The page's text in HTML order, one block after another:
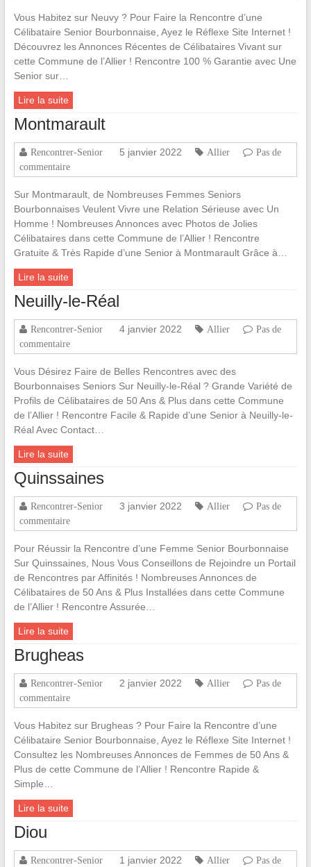
Vous Habitez sur Neuvy ? Pour Faire la Rencontre d’une
Célibataire Senior Bourbonnaise, Ayez le Réflexe Site Internet !
Découvrez les Annonces Récentes de Célibataires Vivant sur
cette Commune de l’Allier ! Rencontre 100 % Garantie avec Une
Senior sur…
Lire la suite
Montmarault
Rencontrer-Senior 5 janvier 2022 Allier
Pas de
commentaire
Sur Montmarault, de Nombreuses Femmes Seniors
Bourbonnaises Veulent Vivre une Relation Sérieuse avec Un
Homme ! Nombreuses Annonces avec Photos de Jolies
Célibataires dans cette Commune de l’Allier ! Rencontre
Gratuite & Très Rapide d’une Senior à Montmarault Grâce à…
Lire la suite
Neuilly-le-Réal
Rencontrer-Senior 4 janvier 2022 Allier
Pas de
commentaire
Vous Désirez Faire de Belles Rencontres avec des
Bourbonnaises Seniors Sur Neuilly-le-Réal ? Grande Variété de
Profils de Célibataires de 50 Ans & Plus dans cette Commune
de l’Allier ! Rencontre Facile & Rapide d’une Senior à Neuilly-le-
Réal Avec Contact…
Lire la suite
Quinssaines
Rencontrer-Senior 3 janvier 2022 Allier
Pas de
commentaire
Pour Réussir la Rencontre d’une Femme Senior Bourbonnaise
Sur Quinssaines, Nous Vous Conseillons de Rejoindre un Portail
de Rencontres par Affinités ! Nombreuses Annonces de
Célibataires de 50 Ans & Plus Installées dans cette Commune
de l’Allier ! Rencontre Assurée…
Lire la suite
Brugheas
Rencontrer-Senior 2 janvier 2022 Allier
Pas de
commentaire
Vous Habitez sur Brugheas ? Pour Faire la Rencontre d’une
Célibataire Senior Bourbonnaise, Ayez le Réflexe Site Internet !
Consultez les Nombreuses Annonces de Femmes de 50 Ans &
Plus de cette Commune de l’Allier ! Rencontre Rapide &
Simple…
Lire la suite
Diou
Rencontrer-Senior 1 janvier 2022 Allier Pas de